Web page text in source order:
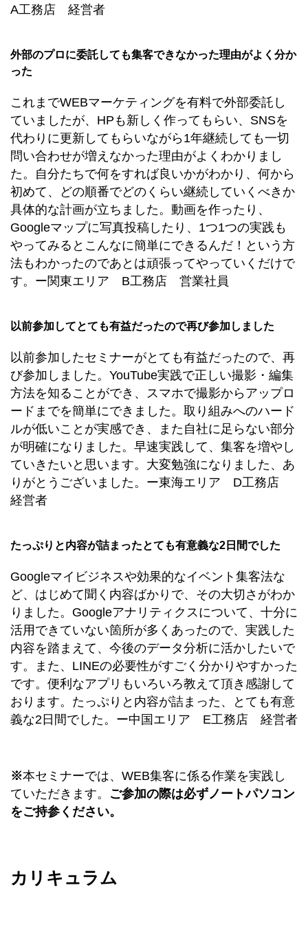
A工務店 経営者
外部のプロに委託しても集客できなかった理由がよく分か
った
これまでWEBマーケティングを有料で外部委託し
ていましたが、HPも新しく作ってもらい、SNSを
代わりに更新してもらいながら1年継続しても一切
問い合わせが増えなかった理由がよくわかりまし
た。自分たちで何をすれば良いかがわかり、何から
初めて、どの順番でどのくらい継続していくべきか
具体的な計画が立ちました。動画を作ったり、
Googleマップに写真投稿したり、1つ1つの実践も
やってみるとこんなに簡単にできるんだ！という方
法もわかったのであとは頑張ってやっていくだけで
す。ー関東エリア B工務店 営業社員
以前参加してとても有益だったので再び参加しました
以前参加したセミナーがとても有益だったので、再
び参加しました。YouTube実践で正しい撮影・編集
方法を知ることができ、スマホで撮影からアップロ
ードまでを簡単にできました。取り組みへのハード
ルが低いことが実感でき、また自社に足らない部分
が明確になりました。早速実践して、集客を増やし
ていきたいと思います。大変勉強になりました、あ
りがとうございました。ー東海エリア D工務店
経営者
たっぷりと内容が詰まったとても有意義な2日間でした
Googleマイビジネスや効果的なイベント集客法な
ど、はじめて聞く内容ばかりで、その大切さがわか
りました。Googleアナリティクスについて、十分に
活用できていない箇所が多くあったので、実践した
内容を踏まえて、今後のデータ分析に活かしたいで
す。また、LINEの必要性がすごく分かりやすかった
です。便利なアプリもいろいろ教えて頂き感謝して
おります。たっぷりと内容が詰まった、とても有意
義な2日間でした。ー中国エリア E工務店 経営者
※本セミナーでは、WEB集客に係る作業を実践し
ていただきます。 ご参加の際は必ずノートパソコン
をご持参ください。
カリキュラム